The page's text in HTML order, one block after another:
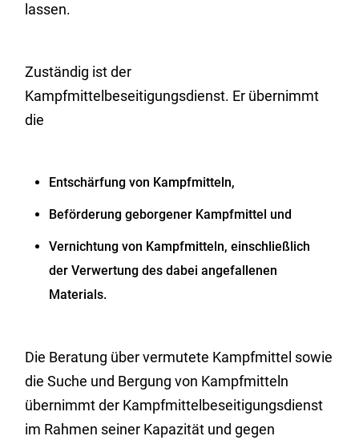
lassen.
Zuständig ist der
Kampfmittelbeseitigungsdienst. Er übernimmt
die
Entschärfung von Kampfmitteln,
Beförderung geborgener Kampfmittel und
Vernichtung von Kampfmitteln, einschließlich
der Verwertung des dabei angefallenen
Materials.
Die Beratung über vermutete Kampfmittel sowie
die Suche und Bergung von Kampfmitteln
übernimmt der Kampfmittelbeseitigungsdienst
im Rahmen seiner Kapazität und gegen